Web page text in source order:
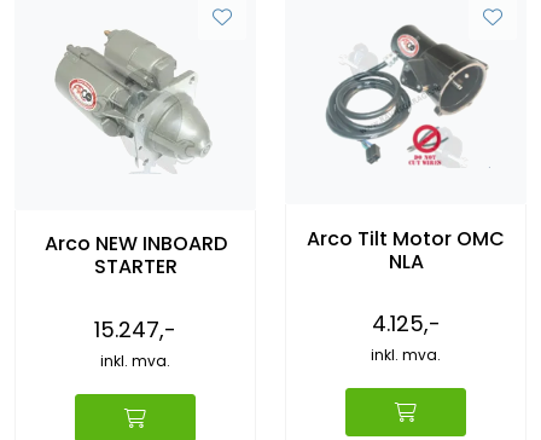
Arco NEW INBOARD
STARTER
15.247,-
inkl. mva.
Arco Tilt Motor OMC
NLA
4.125,-
inkl. mva.